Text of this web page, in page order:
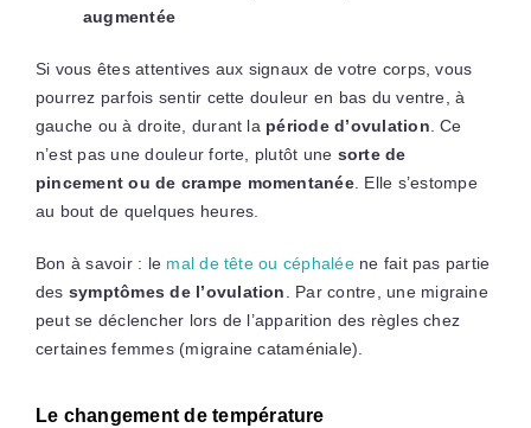
augmentée
Si vous êtes attentives aux signaux de votre corps, vous
pourrez parfois sentir cette douleur en bas du ventre, à
gauche ou à droite, durant la période d’ovulation. Ce
n’est pas une douleur forte, plutôt une sorte de
pincement ou de crampe momentanée. Elle s’estompe
au bout de quelques heures.
Bon à savoir : le mal de tête ou céphaléene fait pas partie
des symptômes de l’ovulation. Par contre, une migraine
peut se déclencher lors de l’apparition des règles chez
certaines femmes (migraine cataméniale).
Le changement de température